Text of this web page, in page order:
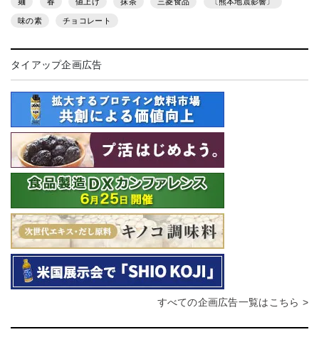
味の素 チョコレート
タイアップ企画広告
すべての企画広告一覧はこちら >